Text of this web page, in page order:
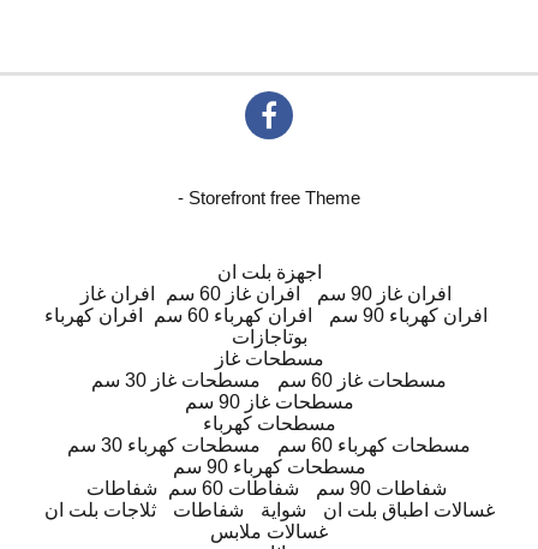
- Storefront free Theme
اجهزة بلت ان
افران غاز
افران غاز 60 سم
افران غاز 90 سم
افران كهرباء
افران كهرباء 60 سم
افران كهرباء 90 سم
بوتاجازات
مسطحات غاز
مسطحات غاز 30 سم
مسطحات غاز 60 سم
مسطحات غاز 90 سم
مسطحات كهرباء
مسطحات كهرباء 30 سم
مسطحات كهرباء 60 سم
مسطحات كهرباء 90 سم
شفاطات
شفاطات 60 سم
شفاطات 90 سم
ثلاجات بلت ان
شفاطات شواية
غسالات اطباق بلت ان
غسالات ملابس